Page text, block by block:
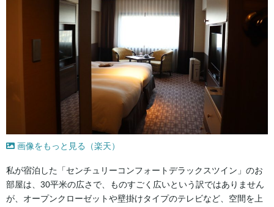
画像をもっと見る（楽天）
私が宿泊した「センチュリーコンフォートデラックスツイン」のお
部屋は、30平米の広さで、ものすごく広いという訳ではありません
が、オープンクローゼットや壁掛けタイプのテレビなど、空間を上